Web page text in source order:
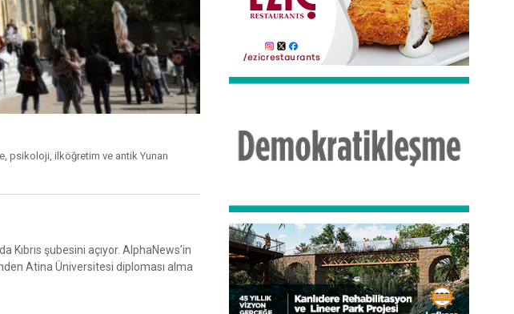
psikoloji, ilköğretim ve antik Yunan
şubesini açıyor. AlphaNews’in
Atina Üniversitesi diploması alma